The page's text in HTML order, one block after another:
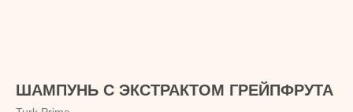
ШАМПУНЬ С ЭКСТРАКТОМ ГРЕЙПФРУТА